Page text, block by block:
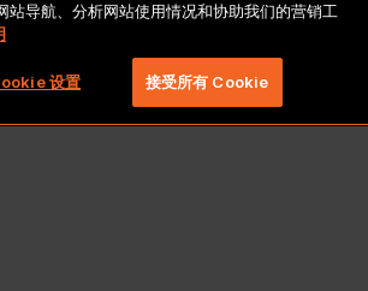
站导航、分析网站使用情况和协助我们的营销工
设置 接受所有 Cookie